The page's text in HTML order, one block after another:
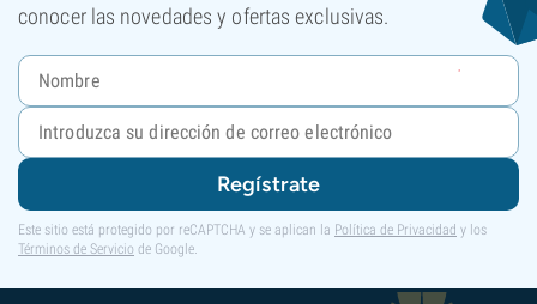
conocer las novedades y ofertas exclusivas.
Regístrate
Este sitio está protegido por reCAPTCHA y se aplican la Política de Privacidad y los
Términos de Servicio de Google.